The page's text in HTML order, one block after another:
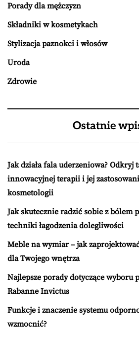
Porady dla mężczyzn
Składniki w kosmetykach
Stylizacja paznokci i włosów
Uroda
Zdrowie
Ostatnie
Jak działa fala uderzeniowa? Odkryj
innowacyjnej terapii i jej
kosmetologii
Jak skutecznie radzić sobie z bólem
techniki łagodzenia dolegliwości
Meble na wymiar – jak
dla Twojego wnętrza
Najlepsze porady dotyczące wyboru
Rabanne Invictus
Funkcje i znaczenie systemu
wzmocnić?